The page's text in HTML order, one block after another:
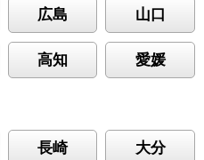
広島 山口
高知 愛媛
長崎 大分